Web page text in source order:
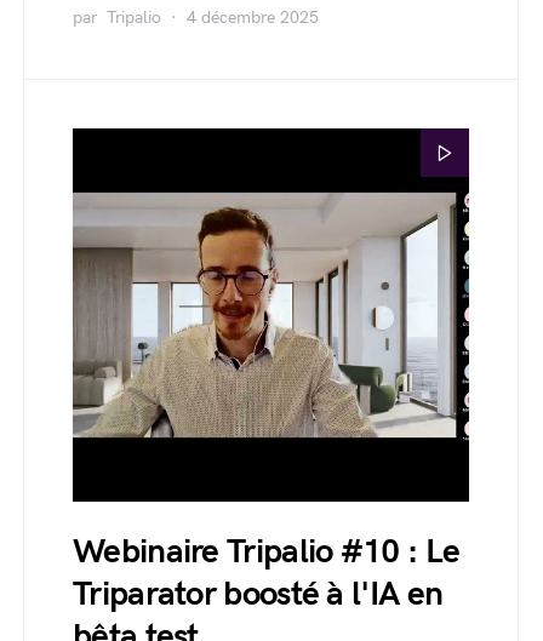
par Tripalio 4 décembre 2025
Webinaire Tripalio #10 : Le
Triparator boosté à l'IA en